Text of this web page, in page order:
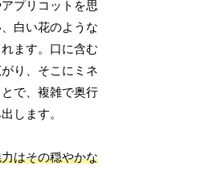
プリコットを思
白い花のような
ます。口に含む
り、そこにミネ
で、複雑で奥行
します。
はその穏やかな